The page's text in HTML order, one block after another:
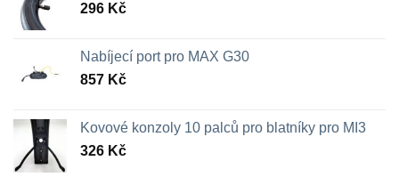
296 Kč
Nabíjecí port pro MAX G30
857 Kč
Kovové konzoly 10 palců pro blatníky pro MI3
326 Kč